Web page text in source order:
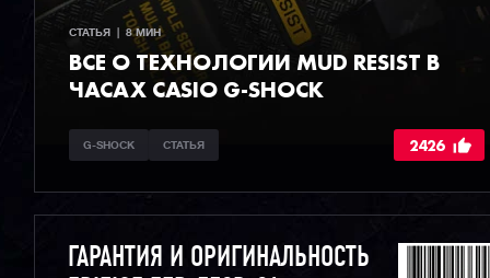
СТАТЬЯ  |  8 МИН
ВСЕ О ТЕХНОЛОГИИ MUD RESIST В
ЧАСАХ CASIO G-SHOCK
G-SHOCK СТАТЬЯ 2426
ГАРАНТИЯ И ОРИГИНАЛЬНОСТЬ